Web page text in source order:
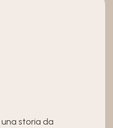
una storia da